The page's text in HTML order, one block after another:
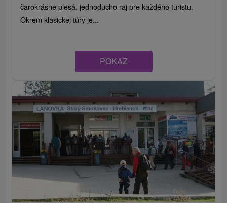
čarokrásne plesá, jednoducho raj pre každého turistu.
Okrem klasickej túry je...
POKAZ